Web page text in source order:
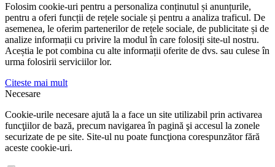
Folosim cookie-uri pentru a personaliza conținutul și anunțurile,
pentru a oferi funcții de rețele sociale și pentru a analiza traficul. De
asemenea, le oferim partenerilor de rețele sociale, de publicitate și de
analize informații cu privire la modul în care folosiți site-ul nostru.
Aceștia le pot combina cu alte informații oferite de dvs. sau culese în
urma folosirii serviciilor lor.
Citeste mai mult
Necesare
Cookie-urile necesare ajută la a face un site utilizabil prin activarea
funcţiilor de bază, precum navigarea în pagină şi accesul la zonele
securizate de pe site. Site-ul nu poate funcţiona corespunzător fără
aceste cookie-uri.